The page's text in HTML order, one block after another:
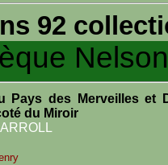
92
Pays des Merveilles et
du Miroir